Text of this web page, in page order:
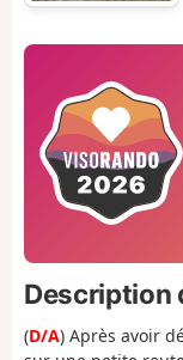
Description
(D/A) Après avoir